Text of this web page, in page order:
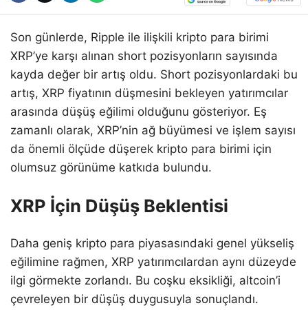
Son günlerde, Ripple ile ilişkili kripto para birimi
XRP’ye karşı alınan short pozisyonların sayısında
kayda değer bir artış oldu. Short pozisyonlardaki bu
artış, XRP fiyatının düşmesini bekleyen yatırımcılar
arasında düşüş eğilimi olduğunu gösteriyor. Eş
zamanlı olarak, XRP’nin ağ büyümesi ve işlem sayısı
da önemli ölçüde düşerek kripto para birimi için
olumsuz görünüme katkıda bulundu.
XRP İçin Düşüş Beklentisi
Daha geniş kripto para piyasasındaki genel yükseliş
eğilimine rağmen, XRP yatırımcılardan aynı düzeyde
ilgi görmekte zorlandı. Bu coşku eksikliği, altcoin’i
çevreleyen bir düşüş duygusuyla sonuçlandı.